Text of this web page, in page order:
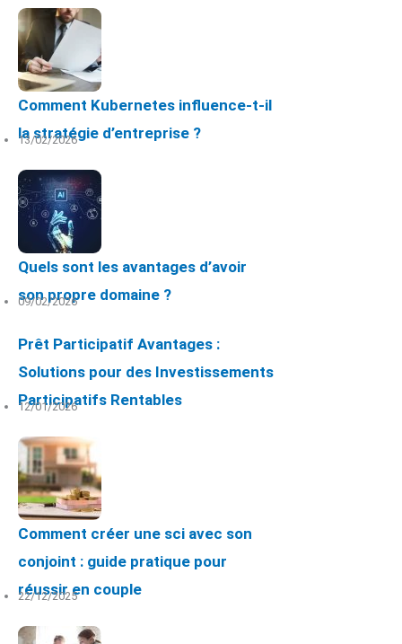
Comment Kubernetes influence-t-il
la stratégie d’entreprise ?
13/02/2026
Quels sont les avantages d’avoir
son propre domaine ?
09/02/2026
Prêt Participatif Avantages :
Solutions pour des Investissements
Participatifs Rentables
12/01/2026
Comment créer une sci avec son
conjoint : guide pratique pour
réussir en couple
22/12/2025